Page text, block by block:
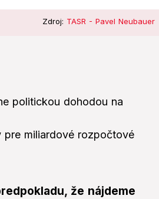
Zdroj: TASR - Pavel Neubauer
politickou dohodou na
pre miliardové rozpočtové
že nájdeme